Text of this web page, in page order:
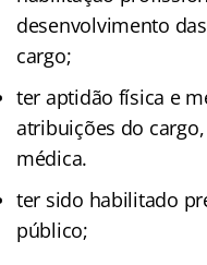
desenvolvimento
cargo;
ter aptidão física e
atribuições do
médica.
ter sido habilitado
público;